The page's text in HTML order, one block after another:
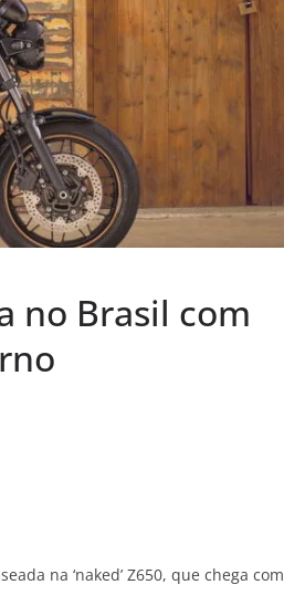
no Brasil com
na ‘naked’ Z650, que chega com